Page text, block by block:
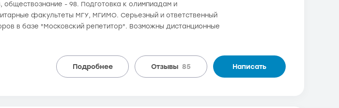
обществознание - 98. Подготовка к олимпиадам и
факультеты МГУ, МГИМО. Серьезный и ответственный
в базе "Московский репетитор". Возможны дистанционные
Подробнее Отзывы 85 Написать